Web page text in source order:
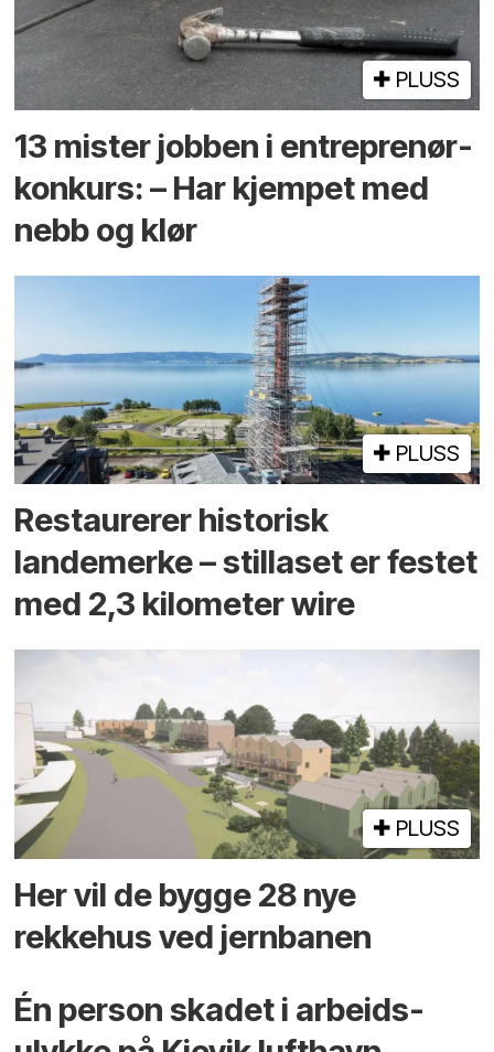
PLUSS
13 mister jobben i entreprenør­
konkurs: – Har kjempet med
nebb og klør
PLUSS
Restaurerer historisk
landemerke – stillaset er festet
med 2,3 kilometer wire
PLUSS
Her vil de bygge 28 nye
rekkehus ved jernbanen
Én person skadet i arbeids­